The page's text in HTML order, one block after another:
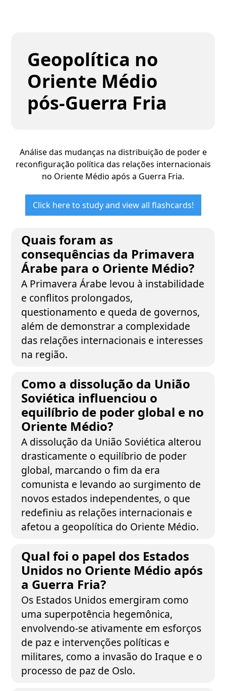
Geopolítica no
Oriente Médio
pós-Guerra Fria
Análise das mudanças na distribuição de poder e
reconfiguração política das relações internacionais
no Oriente Médio após a Guerra Fria.
Click here to study and view all flashcards!
Quais foram as
consequências da Primavera
Árabe para o Oriente Médio?
A Primavera Árabe levou à instabilidade
e conflitos prolongados,
questionamento e queda de governos,
além de demonstrar a complexidade
das relações internacionais e interesses
na região.
Como a dissolução da União
Soviética influenciou o
equilíbrio de poder global e no
Oriente Médio?
A dissolução da União Soviética alterou
drasticamente o equilíbrio de poder
global, marcando o fim da era
comunista e levando ao surgimento de
novos estados independentes, o que
redefiniu as relações internacionais e
afetou a geopolítica do Oriente Médio.
Qual foi o papel dos Estados
Unidos no Oriente Médio após
a Guerra Fria?
Os Estados Unidos emergiram como
uma superpotência hegemônica,
envolvendo-se ativamente em esforços
de paz e intervenções políticas e
militares, como a invasão do Iraque e o
processo de paz de Oslo.